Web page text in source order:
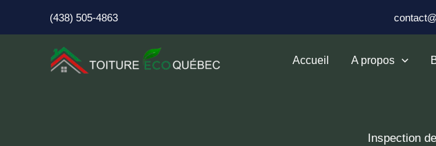
au
(438) 505-4863
Accueil A propos
Inspection